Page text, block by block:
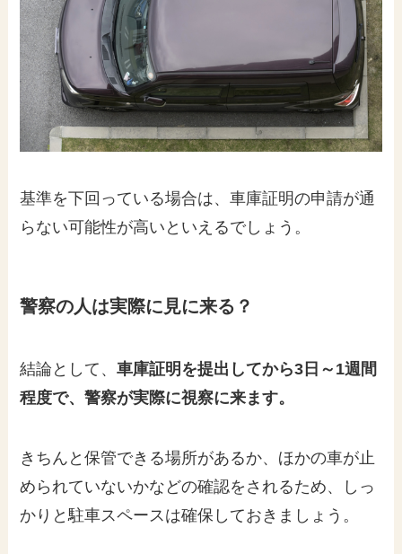
基準を下回っている場合は、車庫証明の申請が通
らない可能性が高いといえるでしょう。
警察の人は実際に見に来る？
結論として、車庫証明を提出してから3日～1週間
程度で、警察が実際に視察に来ます。
きちんと保管できる場所があるか、ほかの車が止
められていないかなどの確認をされるため、しっ
かりと駐車スペースは確保しておきましょう。